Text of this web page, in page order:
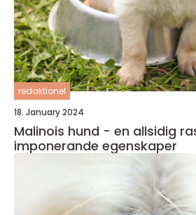
redaktionel
18. January 2024
Malinois hund - en allsidig
imponerande egenskaper